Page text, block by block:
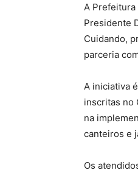
A
Presidente
Cuidando,
parceria
A iniciativa
inscritas no
na
canteiros e
Os